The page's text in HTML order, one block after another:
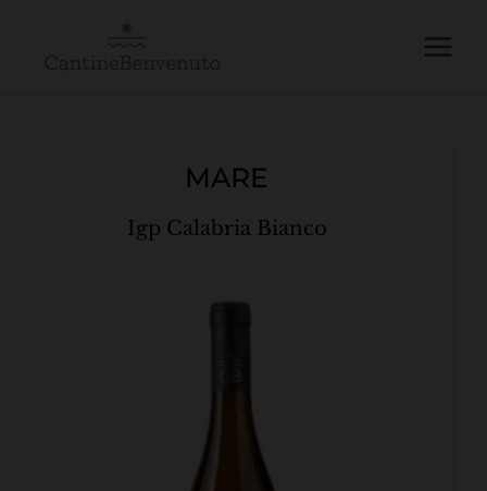
Menu
MARE
Igp Calabria Bianco